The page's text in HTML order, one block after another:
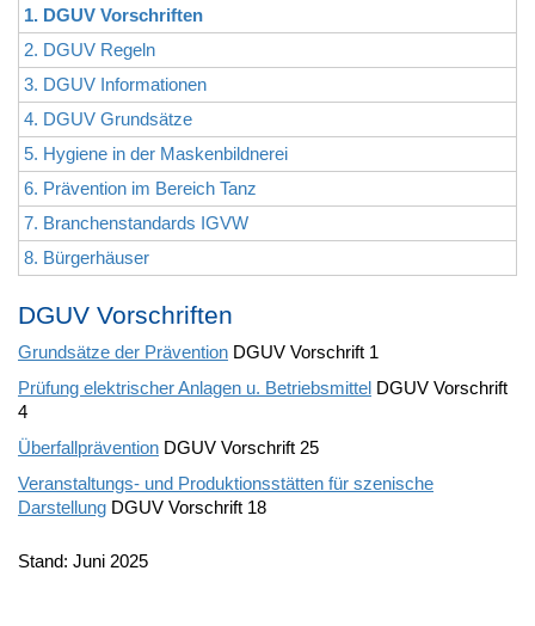
1. DGUV Vorschriften
2. DGUV Regeln
3. DGUV Informationen
4. DGUV Grundsätze
5. Hygiene in der Maskenbildnerei
6. Prävention im Bereich Tanz
7. Branchenstandards IGVW
8. Bürgerhäuser
DGUV Vorschriften
Grundsätze der Prävention DGUV Vorschrift 1
Prüfung elektrischer Anlagen u. Betriebsmittel DGUV Vorschrift
4
Überfallprävention DGUV Vorschrift 25
Veranstaltungs- und Produktionsstätten für szenische
Darstellung DGUV Vorschrift 18
Stand: Juni 2025